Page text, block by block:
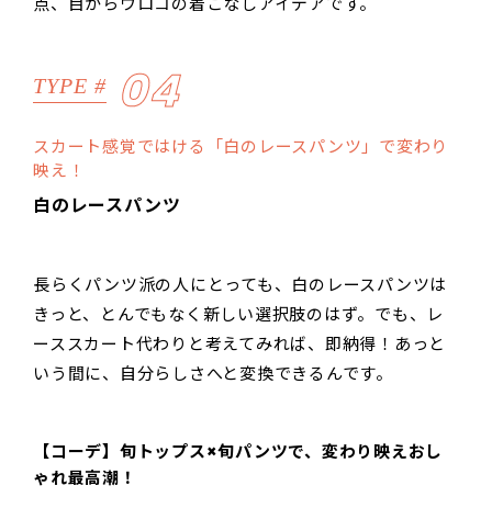
TYPE # 04
スカート感覚ではける「白のレースパンツ」で変わり
映え！
白のレースパンツ
長らくパンツ派の人にとっても、白のレースパンツは
きっと、とんでもなく新しい選択肢のはず。でも、レ
ーススカート代わりと考えてみれば、即納得！あっと
いう間に、自分らしさへと変換できるんです。
【コーデ】旬トップス×旬パンツで、変わり映えおし
ゃれ最高潮！